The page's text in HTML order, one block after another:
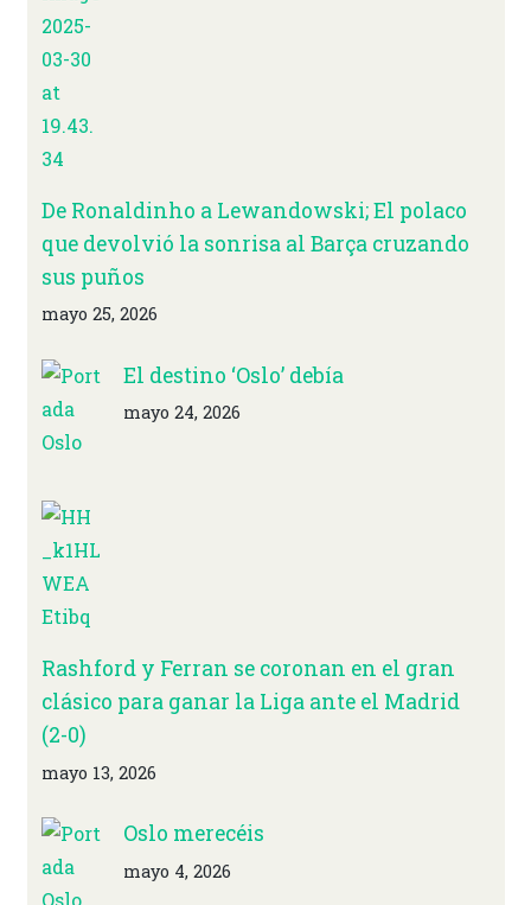
De Ronaldinho a Lewandowski; El polaco
que devolvió la sonrisa al Barça cruzando
sus puños
mayo 25, 2026
El destino ‘Oslo’ debía
mayo 24, 2026
Rashford y Ferran se coronan en el gran
clásico para ganar la Liga ante el Madrid
(2-0)
mayo 13, 2026
Oslo merecéis
mayo 4, 2026